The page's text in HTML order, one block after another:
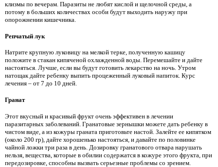
клизмы по вечерам. Паразиты не любят кислой и щелочной среды, а
потому в больших количествах особи будут выходить наружу при
опорожнении кишечника.
Репчатый лук
Натрите крупную луковицу на мелкой терке, полученную кашицу
положите в стакан кипяченой охлажденной воды. Перемешайте и дайте
настояться. Лучше, если вы будут готовить лекарство на ночь. Утром
натощак дайте ребенку выпить процеженный луковый напиток. Курс
лечения – от 7 до 10 дней.
Гранат
Этот вкусный и красивый фрукт очень эффективен в лечении
паразитарных заболеваний. Гранатовые зернышки можете дать ребенку в
чистом виде, а из кожуры граната приготовьте настой. Залейте ее кипятком
(около 200 гр), дайте хорошенько настояться, и давайте по половинке
чайной ложки три раза в день. Дозировку гранатового отвара нарушать
нельзя, вещества, которые в обилии содержатся в кожуре этого фрукта, при
передозировке, способны вызвать серьезные проблемы со зрением.